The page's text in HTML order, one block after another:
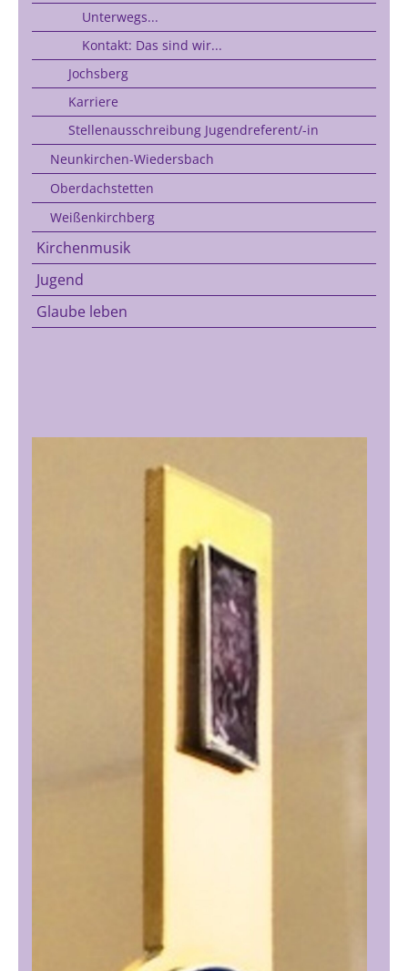
Unterwegs...
Kontakt: Das sind wir...
Jochsberg
Karriere
Stellenausschreibung Jugendreferent/-in
Neunkirchen-Wiedersbach
Oberdachstetten
Weißenkirchberg
Kirchenmusik
Jugend
Glaube leben